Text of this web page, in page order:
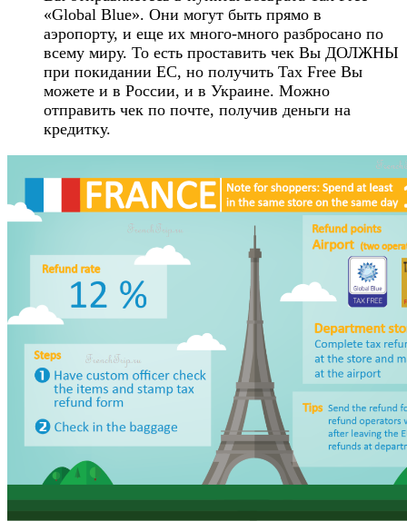
«Global Blue». Они могут быть прямо в
аэропорту, и еще их много-много разбросано по
всему миру. То есть проставить чек Вы ДОЛЖНЫ
при покидании ЕС, но получить Tax Free Вы
можете и в России, и в Украине. Можно
отправить чек по почте, получив деньги на
кредитку.